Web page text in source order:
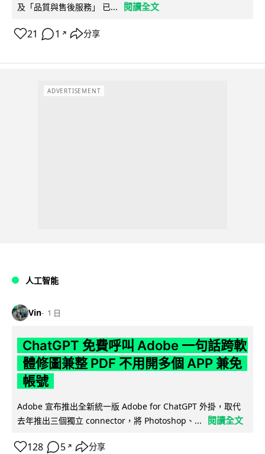
及「品質與售後服務」 已...
閱讀全文
21 1 ↗ 分享
ADVERTISEMENT
人工智能
Vin 1 日
ChatGPT 免費呼叫 Adobe 一句話跨軟
體修圖兼整 PDF 不用開多個 APP 兼免
帳號
Adobe 宣布推出全新統一版 Adobe for ChatGPT 外掛，取代
去年推出三個獨立 connector，將 Photoshop、...
閱讀全文
128 5 ↗ 分享